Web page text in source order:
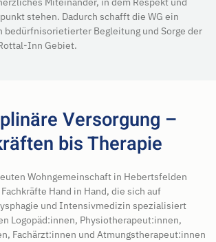
stehen. Dadurch schafft die WG ein
bedürfnisorietierter Begleitung und Sorge der
Inn Gebiet.
Versorgung –
bis Therapie
Wohngemeinschaft in Hebertsfelden
Hand in Hand, die sich auf
und Intensivmedizin spezialisiert
Logopäd:innen, Physiotherapeut:innen,
Fachärzt:innen und Atmungstherapeut:innen